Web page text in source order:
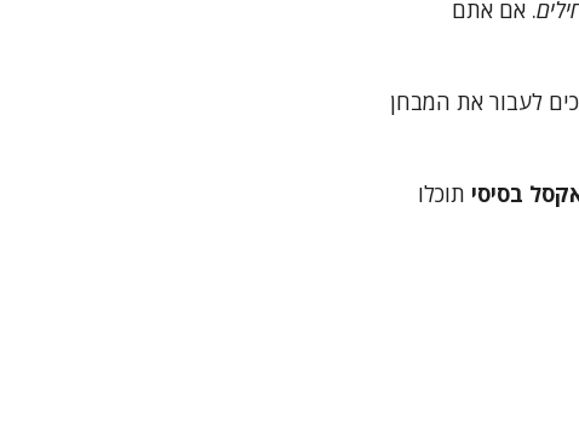
. אם אתם
לעבור את המבחן
בסיסי תוכלו